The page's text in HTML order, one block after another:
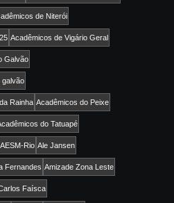
de Niterói
Acadêmicos de Vigário Geral
Galvão
galvão
Rainha Acadêmicos do Peixe
do Tatuapé
AESM-Rio Ale Jansen
Fernandes Amizade Zona Leste
Faísca